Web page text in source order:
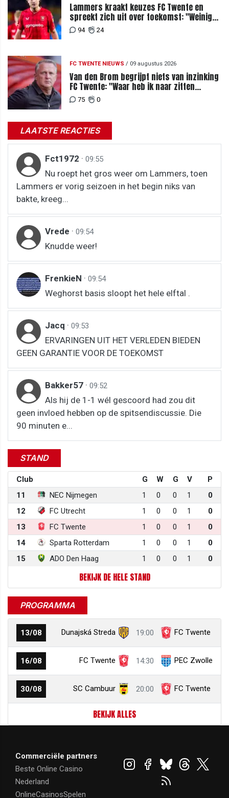
Lammers kraakt keuzes FC Twente en
spreekt zich uit over toekomst: "Weinig
van te begrijpen"
94 24
FC TWENTE NIEUWS / 09 augustus 2026
Van den Brom begrijpt niets van inzinking
FC Twente: "Waar heb ik naar zitten
kijken?"
75 0
LAATSTE REACTIES
Fct1972 · 09:55
Nu roept het gros weer om Lammers, toen
Lammers er vorig seizoen in het begin niks van
bakte, kreeg...
Vrede · 09:54
Knudde weer!
FrenkieN · 09:54
Weghorst basis sloopt het hele elftal .
Jacq · 09:53
ERVARINGEN UIT HET VERLEDEN BIEDEN
GEEN GARANTIE VOOR DE TOEKOMST
Bakker57 · 09:52
Als hij de 1-1 wél gescoord had zou dit
geen invloed hebben op de spitsendiscussie. Die
90 minuten e...
STAND
Club G W G V
P
11
NEC Nijmegen 1 0 0 1
0
12
FC Utrecht 1 0 0 1
0
13
FC Twente 1 0 0 1
0
14
Sparta Rotterdam 1 0 0 1
0
15
ADO Den Haag 1 0 0 1 0
BEKIJK DE HELE STAND
PROGRAMMA
13/08 Dunajská Streda 19:00 FC Twente
16/08 FC Twente 14:30 PEC Zwolle
30/08 SC Cambuur 20:00 FC Twente
BEKIJK ALLES
Commerciële partners
Beste Online Casino
Nederland
OnlineCasinosSpelen